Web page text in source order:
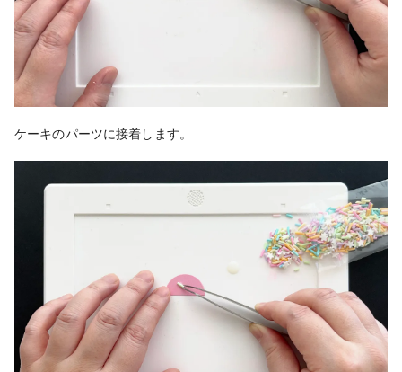
ケーキのパーツに接着します。